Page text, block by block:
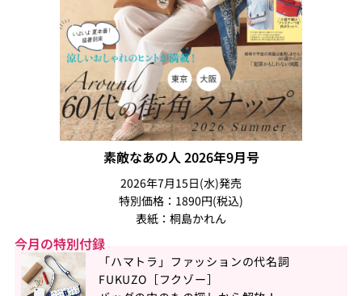
素敵なあの人 2026年9月号
2026年7月15日(水)発売
特別価格：1890円(税込)
表紙：桐島かれん
今月の特別付録
「ハマトラ」ファッションの代名詞
FUKUZO［フクゾー］